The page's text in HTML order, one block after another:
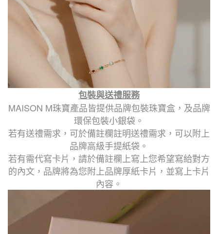
包裝與送禮服務
MAISON M珠寶產品皆提供品牌包裝珠寶盒，及品牌
環保包裝小銀袋。
若有送禮需求，可於備註欄註明送禮需求，可以附上
品牌高級手提紙袋。
若有需代寫卡片，請於備註欄上寫上您希望寫給對方
的內文，品牌將為您附上品牌厚紙卡片，並寫上卡片
內容。